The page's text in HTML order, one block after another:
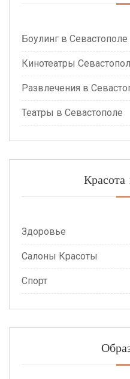
Боулинг в Севастополе
Кинотеатры
Развлечения в
Театры в Севастополе
Красота
Здоровье
Салоны Красоты
Спорт